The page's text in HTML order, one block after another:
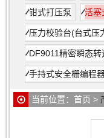
钳式打压泵 活塞
压力校验台(台式压
DF9011精密瞬态转
手持式安全栅编程
当前位置： 首页 >